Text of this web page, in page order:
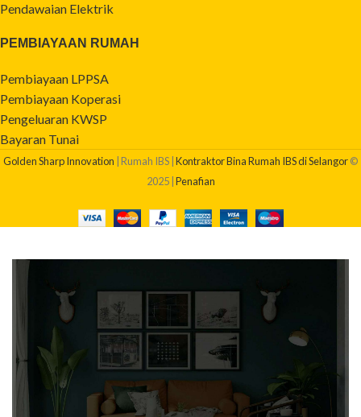
Pendawaian Elektrik
PEMBIAYAAN RUMAH
Pembiayaan LPPSA
Pembiayaan Koperasi
Pengeluaran KWSP
Bayaran Tunai
Golden Sharp Innovation | Rumah IBS | Kontraktor Bina Rumah IBS di Selangor©
2025 | Penafian
BERAPAKAH KOS BINA RUMAH SAYA?
Dapatkan quotation pembinaan rumah anda sekarang!
Klik Di Sini